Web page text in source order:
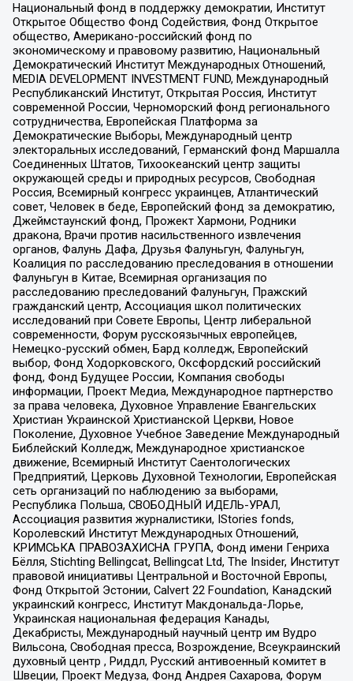
Национальный фонд в поддержку демократии, Институт
Открытое Общество Фонд Содействия, Фонд Открытое
общество, Американо-российский фонд по
экономическому и правовому развитию, Национальный
Демократический Институт Международных Отношений,
MEDIA DEVELOPMENT INVESTMENT FUND, Международный
Республиканский Институт, Открытая Россия, Институт
современной России, Черноморский фонд регионального
сотрудничества, Европейская Платформа за
Демократические Выборы, Международный центр
электоральных исследований, Германский фонд Маршалла
Соединенных Штатов, Тихоокеанский центр защиты
окружающей среды и природных ресурсов, Свободная
Россия, Всемирный конгресс украинцев, Атлантический
совет, Человек в беде, Европейский фонд за демократию,
Джеймстаунский фонд, Прожект Хармони, Родники
дракона, Врачи против насильственного извлечения
органов, Фалунь Дафа, Друзья Фалуньгун, Фалуньгун,
Коалиция по расследованию преследования в отношении
Фалуньгун в Китае, Всемирная организация по
расследованию преследований Фалуньгун, Пражский
гражданский центр, Ассоциация школ политических
исследований при Совете Европы, Центр либеральной
современности, Форум русскоязычных европейцев,
Немецко-русский обмен, Бард колледж, Европейский
выбор, Фонд Ходорковского, Оксфордский российский
фонд, Фонд Будущее России, Компания свободы
информации, Проект Медиа, Международное партнерство
за права человека, Духовное Управление Евангельских
Христиан Украинской Христианской Церкви, Новое
Поколение, Духовное Учебное Заведение Международный
Библейский Колледж, Международное христианское
движение, Всемирный Институт Саентологических
Предприятий, Церковь Духовной Технологии, Европейская
сеть организаций по наблюдению за выборами,
Республика Польша, СВОБОДНЫЙ ИДЕЛЬ-УРАЛ,
Ассоциация развития журналистики, IStories fonds,
Королевский Институт Международных Отношений,
КРИМСЬКА ПРАВОЗАХИСНА ГРУПА, Фонд имени Генриха
Бёлля, Stichting Bellingcat, Bellingcat Ltd, The Insider, Институт
правовой инициативы Центральной и Восточной Европы,
Фонд Открытой Эстонии, Calvert 22 Foundation, Канадский
украинский конгресс, Институт Макдональда-Лорье,
Украинская национальная федерация Канады,
Декабристы, Международный научный центр им Вудро
Вильсона, Свободная пресса, Возрождение, Всеукраинский
духовный центр , Риддл, Русский антивоенный комитет в
Швеции, Проект Медуза, Фонд Андрея Сахарова, Форум